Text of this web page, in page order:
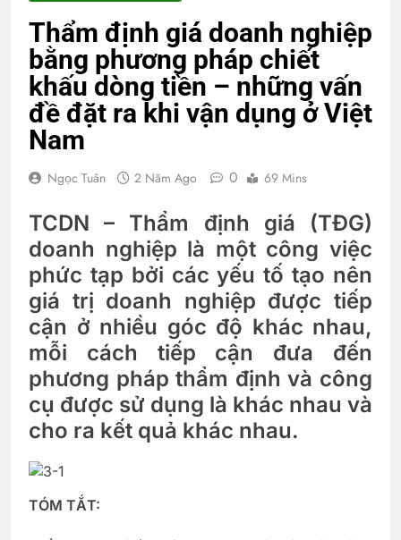
Thẩm định giá doanh nghiệp
bằng phương pháp chiết
khấu dòng tiền – những vấn
đề đặt ra khi vận dụng ở Việt
Nam
Ngọc Tuân 2 Năm Ago 0 69 Mins
TCDN – Thẩm định giá (TĐG)
doanh nghiệp là một công việc
phức tạp bởi các yếu tố tạo nên
giá trị doanh nghiệp được tiếp
cận ở nhiều góc độ khác nhau,
mỗi cách tiếp cận đưa đến
phương pháp thẩm định và công
cụ được sử dụng là khác nhau và
cho ra kết quả khác nhau.
TÓM TẮT: